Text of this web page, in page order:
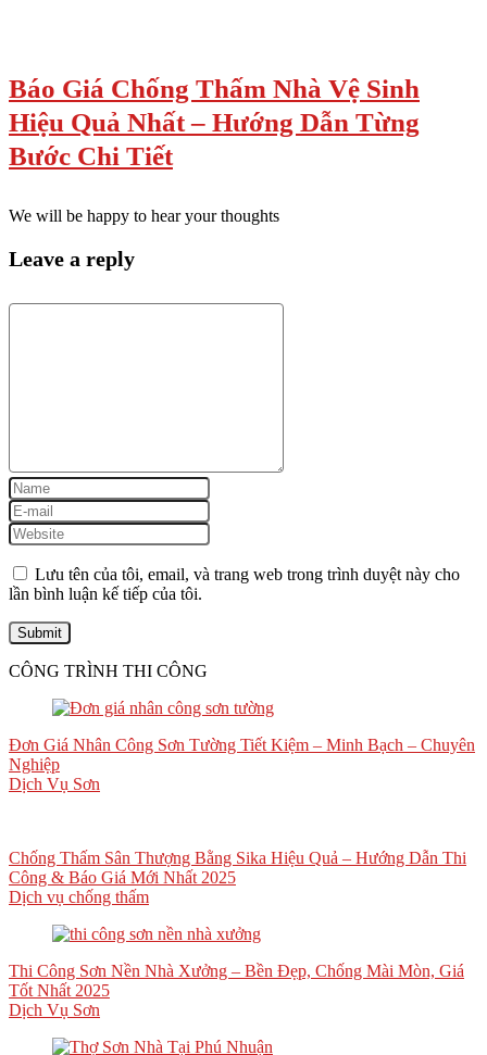
Báo Giá Chống Thấm Nhà Vệ Sinh
Hiệu Quả Nhất – Hướng Dẫn Từng
Bước Chi Tiết
We will be happy to hear your thoughts
Leave a reply
Lưu tên của tôi, email, và trang web trong trình duyệt này cho
lần bình luận kế tiếp của tôi.
CÔNG TRÌNH THI CÔNG
Đơn Giá Nhân Công Sơn Tường Tiết Kiệm – Minh Bạch – Chuyên
Nghiệp
Dịch Vụ Sơn
Chống Thấm Sân Thượng Bằng Sika Hiệu Quả – Hướng Dẫn Thi
Công & Báo Giá Mới Nhất 2025
Dịch vụ chống thấm
Thi Công Sơn Nền Nhà Xưởng – Bền Đẹp, Chống Mài Mòn, Giá
Tốt Nhất 2025
Dịch Vụ Sơn